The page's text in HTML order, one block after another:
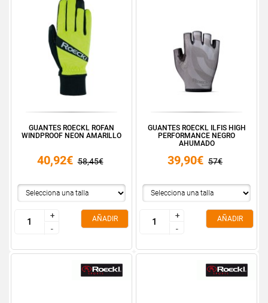
GUANTES ROECKL ROFAN
WINDPROOF NEON AMARILLO
40,92€ 58,45€
+
-
+
-
AÑADIR
GUANTES ROECKL ILFIS HIGH
PERFORMANCE NEGRO
AHUMADO
39,90€ 57€
+
-
+
-
AÑADIR